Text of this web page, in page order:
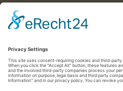
Partner & Förderer
Häufige Fragen